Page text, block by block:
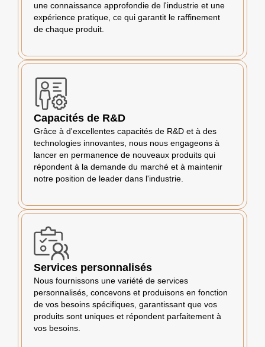
une connaissance approfondie de l'industrie et une
expérience pratique, ce qui garantit le raffinement
de chaque produit.
Capacités de R&D
Grâce à d'excellentes capacités de R&D et à des
technologies innovantes, nous nous engageons à
lancer en permanence de nouveaux produits qui
répondent à la demande du marché et à maintenir
notre position de leader dans l'industrie.
Services personnalisés
Nous fournissons une variété de services
personnalisés, concevons et produisons en fonction
de vos besoins spécifiques, garantissant que vos
produits sont uniques et répondent parfaitement à
vos besoins.